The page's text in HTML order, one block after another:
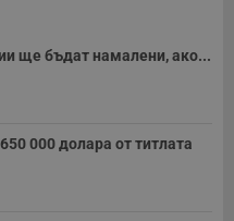
ще бъдат намалени, ако...
000 долара от титлата